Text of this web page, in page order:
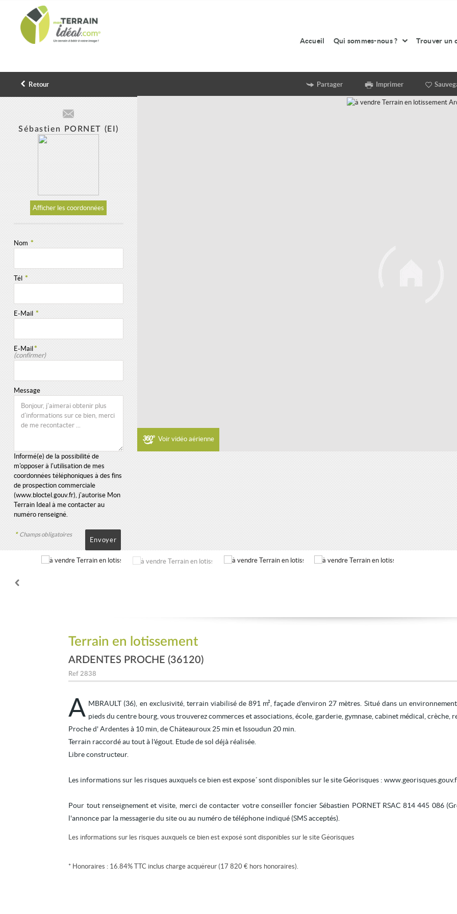
Accueil Qui sommes-nous ? Trouver un
Retour Partager Imprimer
Sébastien PORNET (EI)
Afficher les coordonnées
Nom *
Tél *
E-Mail *
E-Mail*
(confirmer)
Message
Informé(e) de la possibilité de
m'opposer à l'utilisation de mes
coordonnées téléphoniques à des fins
de prospection commerciale
(www.bloctel.gouv.fr), j'autorise Mon
Terrain Ideal à me contacter au
numéro renseigné.
* Champs obligatoires
Voir vidéo aérienne
Terrain en lotissement
ARDENTES PROCHE (36120)
Ref 2838
A MBRAULT (36), en exclusivité, terrain viabilisé de 891 m², façade d'environ 27 mètres. Situé dans un
pieds du centre bourg, vous trouverez commerces et associations, école, garderie, gymnase, cabinet médical, crèche,
Proche d' Ardentes à 10 min, de Châteauroux 25 min et Issoudun 20 min.
Terrain raccordé au tout à l'égout. Etude de sol déjà réalisée.
Libre constructeur.
Les informations sur les risques auxquels ce bien est expose´ sont disponibles sur le site Géorisques :
Pour tout renseignement et visite, merci de contacter votre conseiller foncier Sébastien PORNET RSAC 814 445 086
l'annonce par la messagerie du site ou au numéro de téléphone indiqué (SMS acceptés).
Les informations sur les risques auxquels ce bien est exposé sont disponibles sur le siteGéorisques
* Honoraires : 16.84% TTC inclus charge acquéreur (17 820 € hors honoraires).